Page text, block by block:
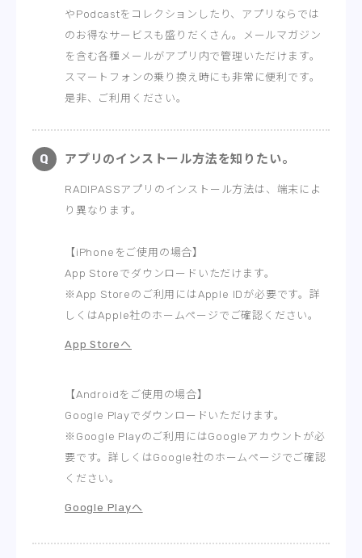
ONLINESHOP
やPodcastをコレクションしたり、アプリならでは
のお得なサービスも盛りだくさん。メールマガジン
を含む各種メールがアプリ内で管理いただけます。
スマートフォンの乗り換え時にも非常に便利です。
是非、ご利用ください。
アプリのインストール方法を知りたい。
RADIPASSアプリのインストール方法は、端末によ
り異なります。
【iPhoneをご使用の場合】
App Storeでダウンロードいただけます。
※App Storeのご利用にはApple IDが必要です。詳
しくはApple社のホームページでご確認ください。
App Storeへ
【Androidをご使用の場合】
Google Playでダウンロードいただけます。
※Google Playのご利用にはGoogleアカウントが必
要です。詳しくはGoogle社のホームページでご確認
ください。
Google Playへ